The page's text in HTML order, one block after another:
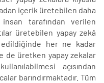
içerik üretebilen daha
tarafından verilen
üretebilen yapay zekâ
her ne kadar
de üretken yapay zekalar
açısından
barındırmaktadır. Tüm